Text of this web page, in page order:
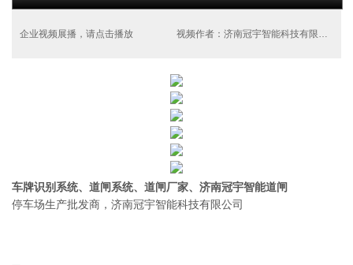
企业视频展播，请点击播放 视频作者：济南冠宇智能科技有限公司
车牌识别系统、道闸系统、道闸厂家、济南冠宇智能道闸
停车场生产批发商，济南冠宇智能科技有限公司